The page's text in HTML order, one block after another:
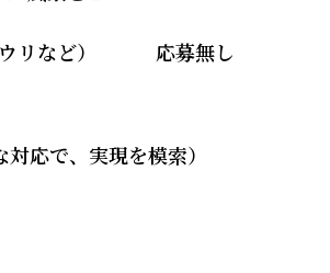
ウリなど） 応募無し
で、実現を模索）